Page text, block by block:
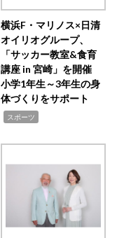
横浜F・マリノス×日清
オイリオグループ、
「サッカー教室&食育
講座 in 宮崎」を開催
小学1年生～3年生の身
体づくりをサポート
スポーツ